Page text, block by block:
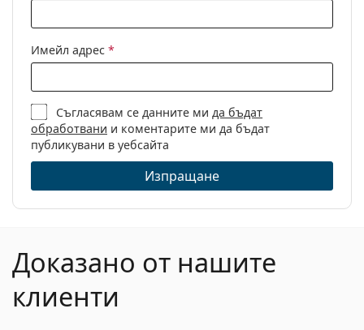
Имейл адрес *
Съгласявам се данните ми да бъдат
обработвани и коментарите ми да бъдат
публикувани в уебсайта
Изпращане
Доказано от нашите
клиенти